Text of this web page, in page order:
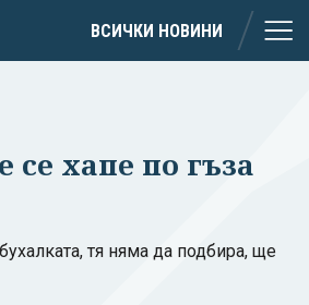
ВСИЧКИ НОВИНИ
се хапе по гъза
тя няма да подбира, ще